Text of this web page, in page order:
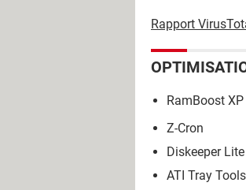
Rapport
RamBoost XP
Z-Cron
Diskeeper Lite
ATI Tray Tools